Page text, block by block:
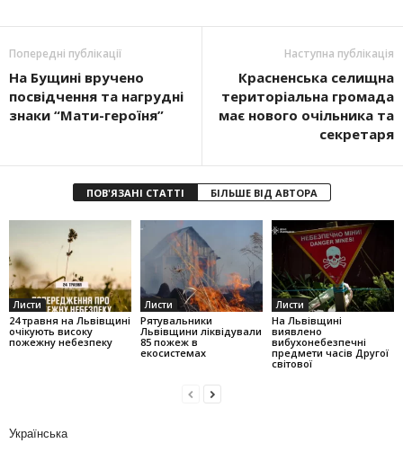
Попередні публікації
На Бущині вручено
посвідчення та нагрудні
знаки “Мати-героїня”
Наступна публікація
Красненська селищна
територіальна громада
має нового очільника та
секретаря
ПОВ'ЯЗАНІ СТАТТІ БІЛЬШЕ ВІД АВТОРА
Листи
24 травня на Львівщині
очікують високу
пожежну небезпеку
Листи
Рятувальники
Львівщини ліквідували
85 пожеж в
екосистемах
Листи
На Львівщині
виявлено
вибухонебезпечні
предмети часів Другої
світової
Українська